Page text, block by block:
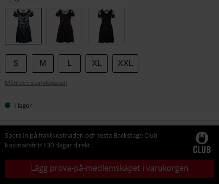
din
storlek
S M XL XXL
Mått och storlekstabell
I lager
Spara in på fraktkostnaden och testa Backstage Club
kostnadsfritt i 30 dagar direkt:
Lägg prova-på-medlemskapet i varukorgen